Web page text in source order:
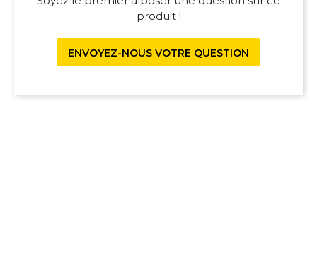
produit !
ENVOYEZ-NOUS VOTRE QUESTION